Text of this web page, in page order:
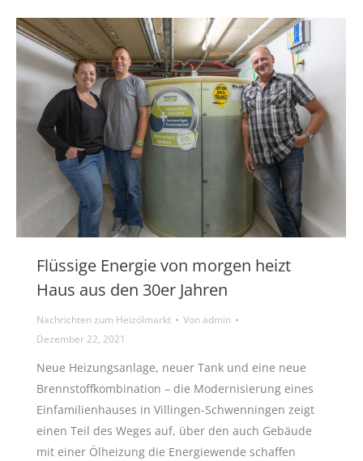
Flüssige Energie von morgen heizt
Haus aus den 30er Jahren
Nachrichten zum Heizölmarkt Vonadmin
Dezember 22, 2021
Neue Heizungsanlage, neuer Tank und eine neue
Brennstoffkombination – die Modernisierung eines
Einfamilienhauses in Villingen-Schwenningen zeigt
einen Teil des Weges auf, über den auch Gebäude
mit einer Ölheizung die Energiewende schaffen